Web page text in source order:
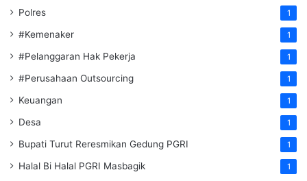
Polres 1
#Kemenaker 1
#Pelanggaran Hak Pekerja 1
#Perusahaan Outsourcing 1
Keuangan 1
Desa 1
Bupati Turut Reresmikan Gedung PGRI 1
Halal Bi Halal PGRI Masbagik 1